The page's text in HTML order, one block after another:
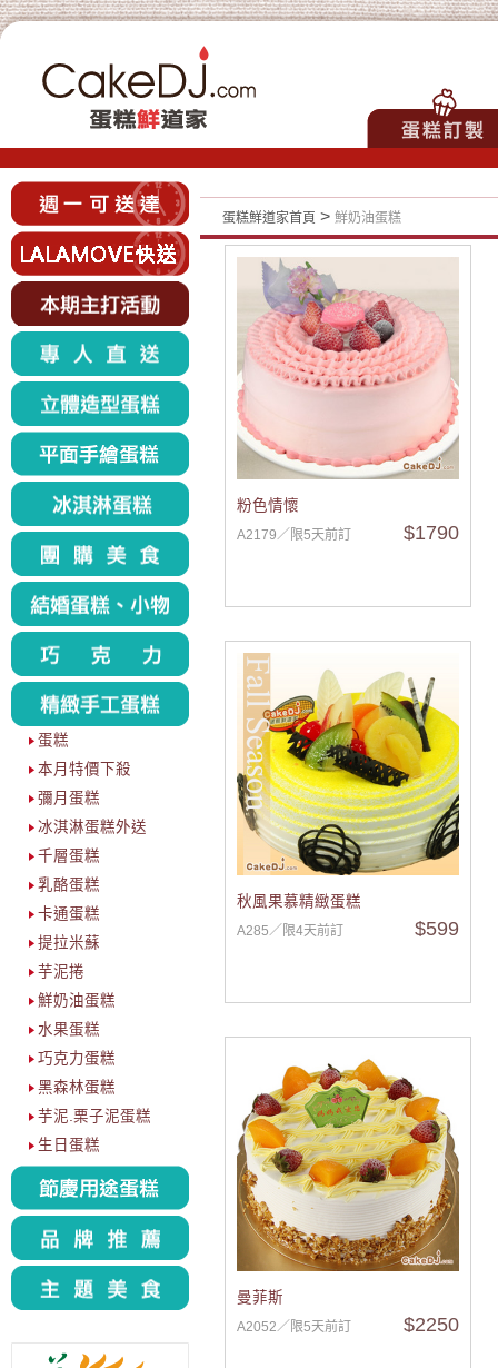
蛋糕
本月特價下殺
彌月蛋糕
冰淇淋蛋糕外送
千層蛋糕
乳酪蛋糕
卡通蛋糕
提拉米蘇
芋泥捲
鮮奶油蛋糕
水果蛋糕
巧克力蛋糕
黑森林蛋糕
芋泥.栗子泥蛋糕
生日蛋糕
蛋糕鮮道家首頁 > 鮮奶油蛋糕
粉色情懷
A2179／限5天前訂 $1790
秋風果慕精緻蛋糕
A285／限4天前訂 $599
曼菲斯
A2052／限5天前訂 $2250